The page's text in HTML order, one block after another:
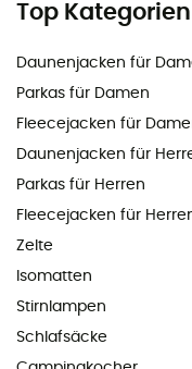
Top Kategorien
Daunenjacken für
Parkas für Damen
Fleecejacken für
Daunenjacken für
Parkas für Herren
Fleecejacken für
Zelte
Isomatten
Stirnlampen
Schlafsäcke